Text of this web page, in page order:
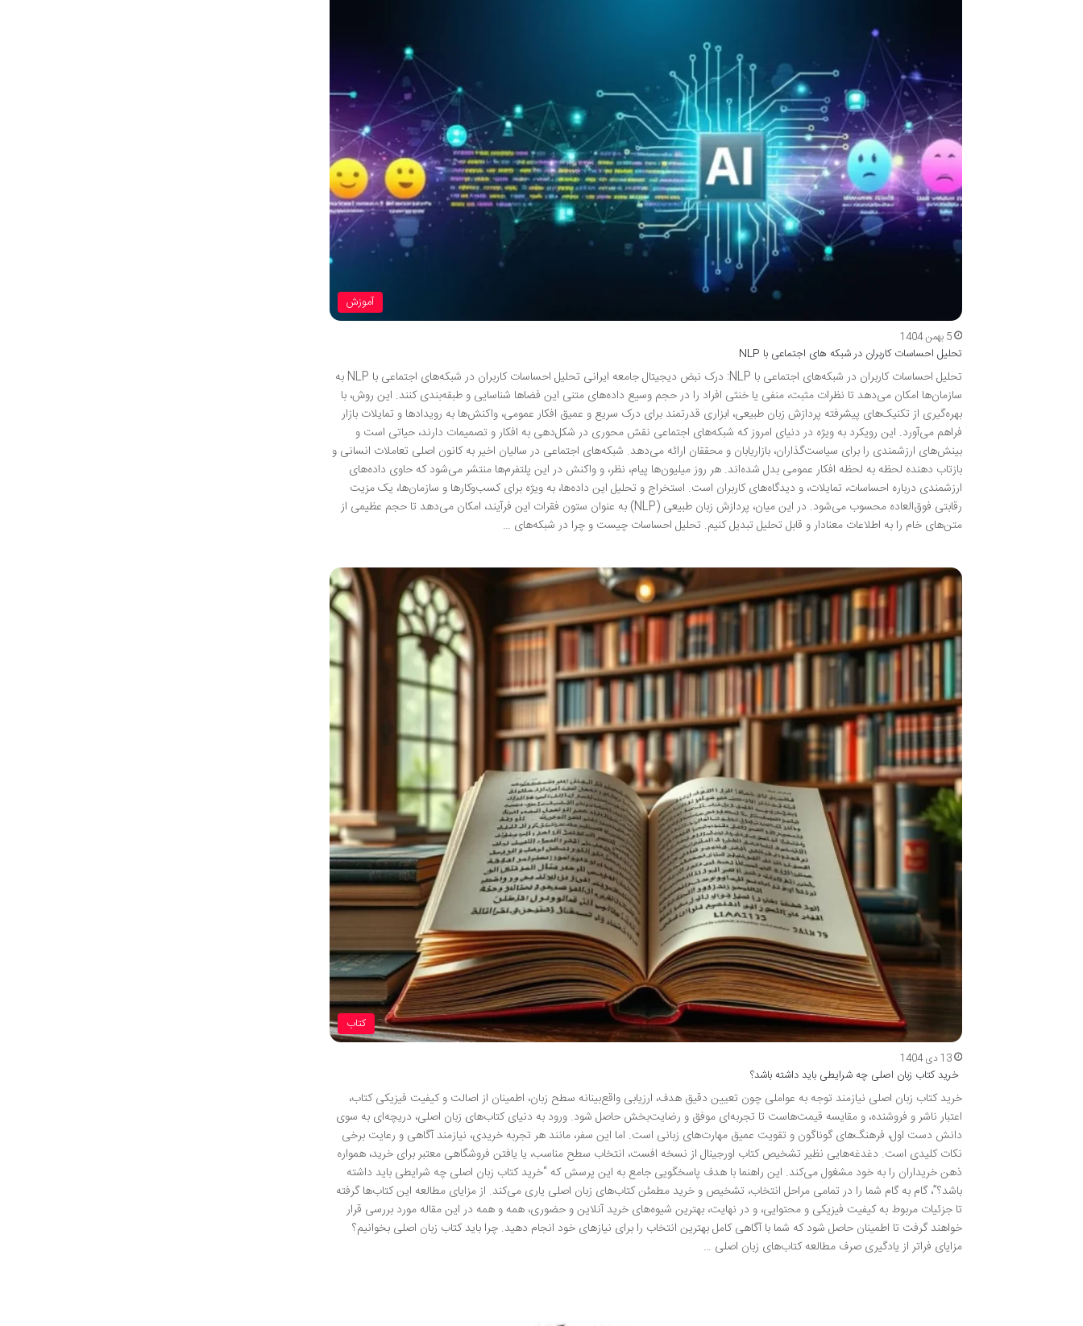
آموزش
5 بهمن 1404
تحلیل احساسات کاربران در شبکه های اجتماعی با NLP
تحلیل احساسات کاربران در شبکه‌های اجتماعی با NLP: درک نبض دیجیتال جامعه ایرانی تحلیل احساسات کاربران در شبکه‌های اجتماعی با NLP به
سازمان‌ها امکان می‌دهد تا نظرات مثبت، منفی یا خنثی افراد را در حجم وسیع داده‌های متنی این فضاها شناسایی و طبقه‌بندی کنند. این روش، با
بهره‌گیری از تکنیک‌های پیشرفته پردازش زبان طبیعی، ابزاری قدرتمند برای درک سریع و عمیق افکار عمومی، واکنش‌ها به رویدادها و تمایلات بازار
فراهم می‌آورد. این رویکرد به ویژه در دنیای امروز که شبکه‌های اجتماعی نقش محوری در شکل‌دهی به افکار و تصمیمات دارند، حیاتی است و
بینش‌های ارزشمندی را برای سیاست‌گذاران، بازاریابان و محققان ارائه می‌دهد. شبکه‌های اجتماعی در سالیان اخیر به کانون اصلی تعاملات انسانی و
بازتاب دهنده لحظه به لحظه افکار عمومی بدل شده‌اند. هر روز میلیون‌ها پیام، نظر، و واکنش در این پلتفرم‌ها منتشر می‌شود که حاوی داده‌های
ارزشمندی درباره احساسات، تمایلات، و دیدگاه‌های کاربران است. استخراج و تحلیل این داده‌ها، به ویژه برای کسب‌وکارها و سازمان‌ها، یک مزیت
رقابتی فوق‌العاده محسوب می‌شود. در این میان، پردازش زبان طبیعی (NLP) به عنوان ستون فقرات این فرآیند، امکان می‌دهد تا حجم عظیمی از
متن‌های خام را به اطلاعات معنادار و قابل تحلیل تبدیل کنیم. تحلیل احساسات چیست و چرا در شبکه‌های …
کتاب
13 دی 1404
خرید کتاب زبان اصلی چه شرایطی باید داشته باشد؟
خرید کتاب زبان اصلی نیازمند توجه به عواملی چون تعیین دقیق هدف، ارزیابی واقع‌بینانه سطح زبان، اطمینان از اصالت و کیفیت فیزیکی کتاب،
اعتبار ناشر و فروشنده، و مقایسه قیمت‌هاست تا تجربه‌ای موفق و رضایت‌بخش حاصل شود. ورود به دنیای کتاب‌های زبان اصلی، دریچه‌ای به سوی
دانش دست اول، فرهنگ‌های گوناگون و تقویت عمیق مهارت‌های زبانی است. اما این سفر، مانند هر تجربه خریدی، نیازمند آگاهی و رعایت برخی
نکات کلیدی است. دغدغه‌هایی نظیر تشخیص کتاب اورجینال از نسخه افست، انتخاب سطح مناسب، یا یافتن فروشگاهی معتبر برای خرید، همواره
ذهن خریداران را به خود مشغول می‌کند. این راهنما با هدف پاسخگویی جامع به این پرسش که “خرید کتاب زبان اصلی چه شرایطی باید داشته
باشد؟”، گام به گام شما را در تمامی مراحل انتخاب، تشخیص و خرید مطمئن کتاب‌های زبان اصلی یاری می‌کند. از مزایای مطالعه این کتاب‌ها گرفته
تا جزئیات مربوط به کیفیت فیزیکی و محتوایی، و در نهایت، بهترین شیوه‌های خرید آنلاین و حضوری، همه و همه در این مقاله مورد بررسی قرار
خواهند گرفت تا اطمینان حاصل شود که شما با آگاهی کامل بهترین انتخاب را برای نیازهای خود انجام دهید. چرا باید کتاب زبان اصلی بخوانیم؟
مزایای فراتر از یادگیری صرف مطالعه کتاب‌های زبان اصلی …